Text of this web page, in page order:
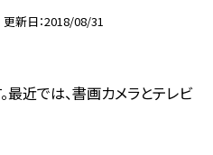
更新日 2018/08/31
最近では、書画カメラとテレビ